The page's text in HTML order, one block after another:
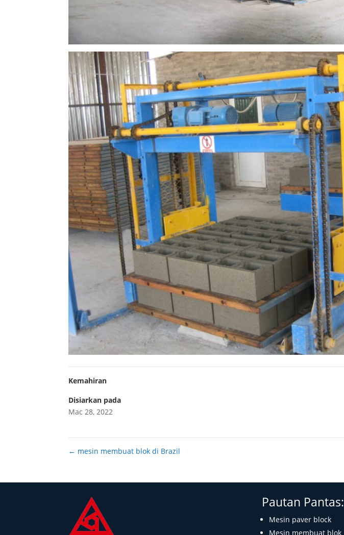
Kemahiran
Disiarkan pada
Mac 28, 2022
← mesin membuat blok di Brazil
Pautan Pantas:
Mesin paver block
Mesin membuat blok